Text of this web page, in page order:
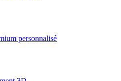
personnalisé